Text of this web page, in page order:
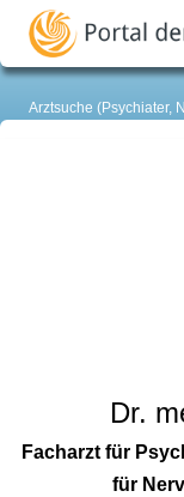
Arztsuche (Psychiater,
Dr.
Facharzt für
für